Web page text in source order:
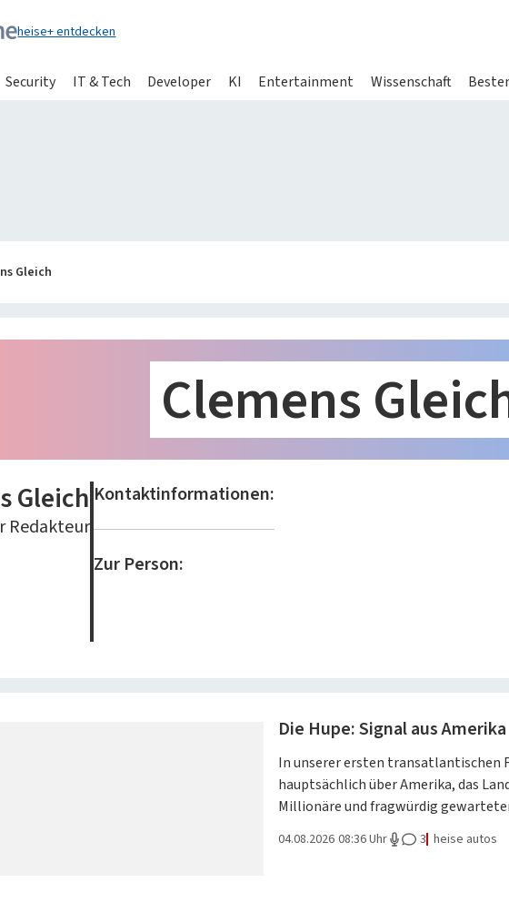
heise+ entdecken
Tarifrechner
heise compaliate
Spiele
Security IT & Tech Developer KI Entertainment Wissenschaft
Gleich
Clemens
Gleich
Redakteur
Kontaktinformationen:
Zur Person:
Die Hupe: Signal aus Amerika
In unserer ersten transatlantischen
hauptsächlich über Amerika, das
Millionäre und fragwürdig
04.08.2026 08:36 Uhr 3 heise autos